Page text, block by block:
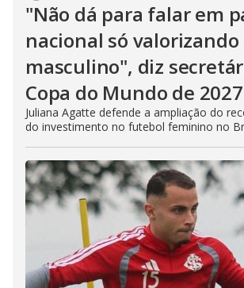
"Não dá para falar em
nacional só valorizando
masculino", diz
Copa do Mundo de 2027
Juliana Agatte defende a ampliação do
do investimento no futebol feminino no